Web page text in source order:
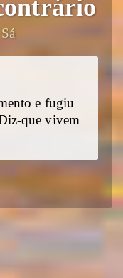
e fugiu
que vivem